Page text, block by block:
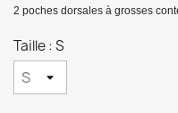
2 poches dorsales à grosses
Taille : S